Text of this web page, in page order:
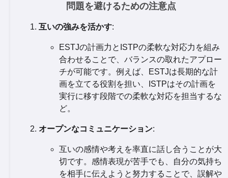
問題を避けるための注意点
互いの強みを活かす:
ESTJの計画力とISTPの柔軟な対応力を組み
合わせることで、バランスの取れたアプロー
チが可能です。例えば、ESTJは長期的な計
画を立てる役割を担い、ISTPはその計画を
実行に移す段階での柔軟な対応を担当するな
ど。
オープンなコミュニケーション:
互いの感情や考えを率直に話し合うことが大
切です。感情表現が苦手でも、自分の気持ち
を相手に伝えようと努力することで、誤解や